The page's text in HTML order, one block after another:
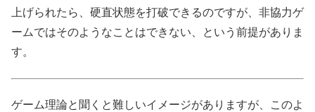
上げられたら、硬直状態を打破できるのですが、非協力ゲ
ームではそのようなことはできない、という前提がありま
す。
ゲーム理論と聞くと難しいイメージがありますが、このよ